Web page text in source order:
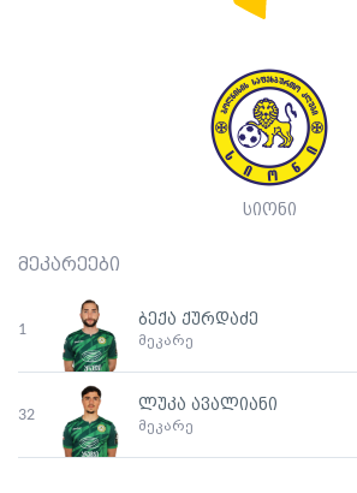
სიონი
მეკარეები
1
ბექა ქურდაძე
მეკარე
32
ლუკა ავალიანი
მეკარე